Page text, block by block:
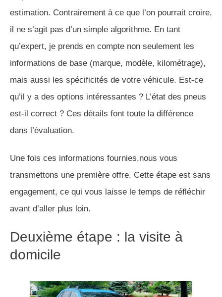
estimation. Contrairement à ce que l’on pourrait croire,
il ne s’agit pas d’un simple algorithme. En tant
qu’expert, je prends en compte non seulement les
informations de base (marque, modèle, kilométrage),
mais aussi les spécificités de votre véhicule. Est-ce
qu’il y a des options intéressantes ? L’état des pneus
est-il correct ? Ces détails font toute la différence
dans l’évaluation.
Une fois ces informations fournies,nous vous
transmettons une première offre. Cette étape est sans
engagement, ce qui vous laisse le temps de réfléchir
avant d’aller plus loin.
Deuxième étape : la visite à
domicile